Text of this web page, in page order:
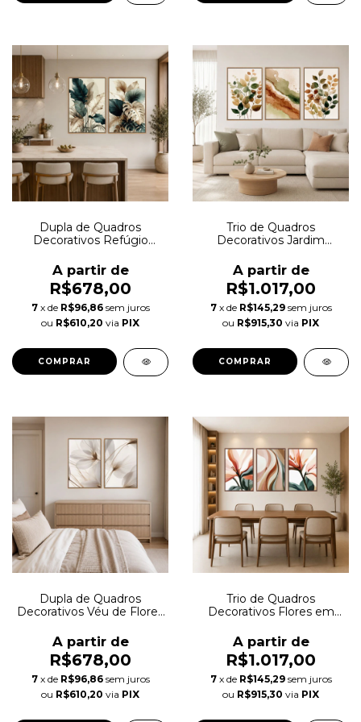
Dupla de Quadros
Decorativos Refúgio
A partir de
R$678,00
7 x de R$96,86 sem juros
ou R$610,20 via PIX
COMPRAR
Trio de Quadros
Decorativos Jardim
A partir de
R$1.017,00
7 x de R$145,29 sem juros
ou R$915,30 via PIX
COMPRAR
Dupla de Quadros
Decorativos Véu de Flores
A partir de
R$678,00
7 x de R$96,86 sem juros
ou R$610,20 via PIX
Trio de Quadros
Decorativos Flores em
A partir de
R$1.017,00
7 x de R$145,29 sem juros
ou R$915,30 via PIX